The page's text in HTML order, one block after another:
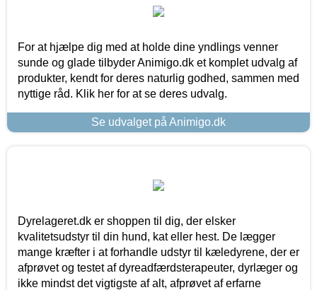
For at hjælpe dig med at holde dine yndlings venner
sunde og glade tilbyder Animigo.dk et komplet udvalg af
produkter, kendt for deres naturlig godhed, sammen med
nyttige råd. Klik her for at se deres udvalg.
Se udvalget på Animigo.dk
Dyrelageret.dk er shoppen til dig, der elsker
kvalitetsudstyr til din hund, kat eller hest. De lægger
mange kræfter i at forhandle udstyr til kæledyrene, der er
afprøvet og testet af dyreadfærdsterapeuter, dyrlæger og
ikke mindst det vigtigste af alt, afprøvet af erfarne